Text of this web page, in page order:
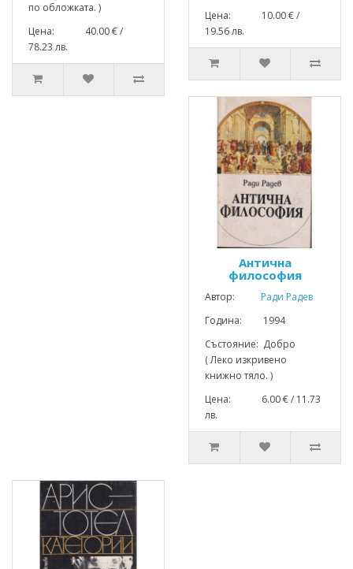
по обложката. )
Цена: 40.00 € /
78.23 лв.
Цена: 10.00 € /
19.56 лв.
Антична
философия
Автор:
Ради Радев
Година: 1994
Състояние: Добро
( Леко изкривено
книжно тяло. )
Цена: 6.00 € / 11.73
лв.